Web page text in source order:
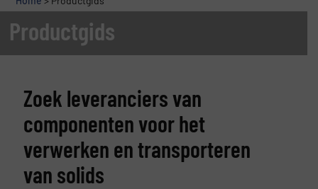
Productgids
Zoek leveranciers van
componenten voor het
verwerken en transporteren
van solids